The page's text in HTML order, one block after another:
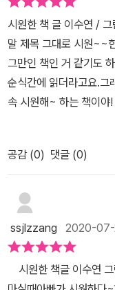
중 힘을 모아 두었다가
(공부를 이렇게 하면...)
람에게 사이다 같은 한
중 상대를 가격하고 우
생각을 해 보았어요.저
져나갈 때,새벽녘 모기
고 모기를 잡았을 때,회
하게 결제하는 회식비들
뜻을 가진 낱말이지요.
책이지요.반면 동형어(=
관련이 없는 서로 다른
그림책을 어떻게 마무
기하다 보니 그림책을
시원한 책 글 이수연 / 그림 민승
말 제목 그대로 시원~~
그만인 책인 거 같기도
순식간에 읽더라고요.그
속 시원해~ 하는 책이야
도 책을 제대로 펼쳐 보
ㅋㅋㅋㅋㅋ계속 시원하
잘도 모아놨어요. ^^​제
ㅋㅋㅋ둘 다 맞습니다. ^^​ 책의 앞부분엔 아이들도 이해할만한 시원
~~~히! 이해할 수 없는
요. ^^​ 다들 아시죠? ㅋㅋㅋㅋㅋㅋ뜨겁고 얼큰한 국물을 마시고아~
~ 시원하다! 하기도 하고 ;; 뜨끈~~~한 목욕탕에 들어 가서
공감 (0) 댓글 (0)
ssjlzzang 2020-
시원한 책글 이수연